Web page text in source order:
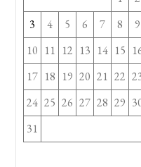
3
4 5 6 7 8
9
10 11 12 13 14 15
17 18 19 20 21 22
24 25 26 27 28 29
31